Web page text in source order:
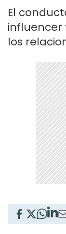
El
influencer
los